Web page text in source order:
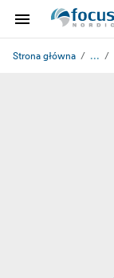
Strona główna ...